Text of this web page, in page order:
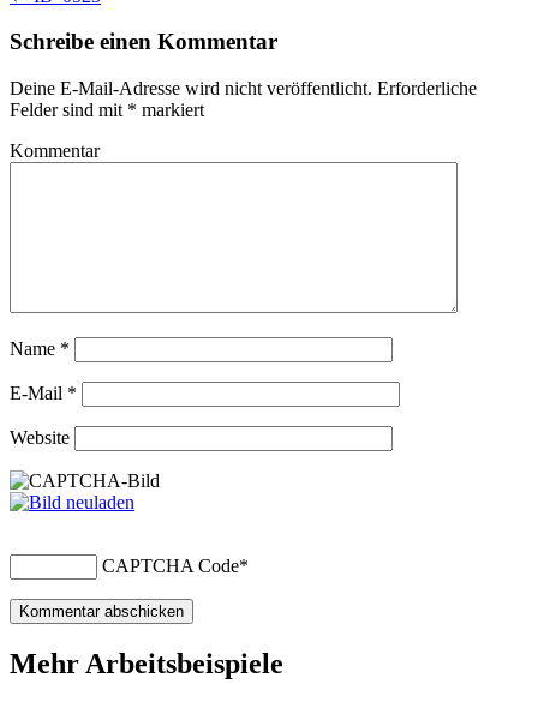
Schreibe einen Kommentar
Deine E-Mail-Adresse wird nicht veröffentlicht. Erforderliche
Felder sind mit * markiert
Kommentar
Name *
E-Mail *
Website
CAPTCHA Code*
Mehr Arbeitsbeispiele